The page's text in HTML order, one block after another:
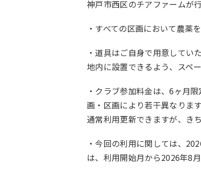
神戸市西区のチアファームが行
・すべての区画において農薬
・道具はご自身で用意してい
地内に設置できるよう、スペ
・クラブ参加料金は、6ヶ月
画・区画により若干異なりま
通常利用更新できますが、き
・今回の利用に関しては、
は、利用開始月から2026年8